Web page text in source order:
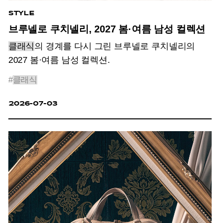
STYLE
브루넬로 쿠치넬리, 2027 봄·여름 남성 컬렉션
클래식의 경계를 다시 그린 브루넬로 쿠치넬리의
2027 봄·여름 남성 컬렉션.
#클래식
2026-07-03